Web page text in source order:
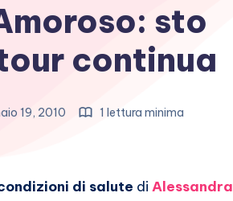
sto
continua
19, 2010 1 lettura minima
di salute di Alessandra